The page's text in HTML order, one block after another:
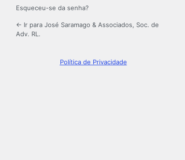
Esqueceu-se da senha?
← Ir para José Saramago & Associados, Soc. de
Adv. RL.
Política de Privacidade